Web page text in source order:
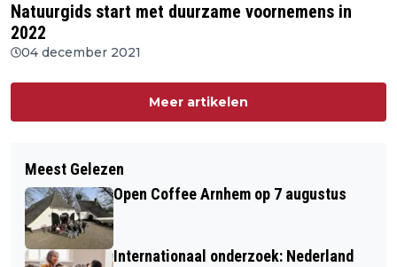
Natuurgids start met duurzame voornemens in
2022
04 december 2021
Meer artikelen
Meest Gelezen
Open Coffee Arnhem op 7 augustus
Internationaal onderzoek: Nederland